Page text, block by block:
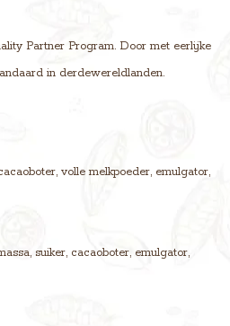
Partner Program. Door met eerlijke
in derdewereldlanden.
volle melkpoeder, emulgator,
suiker, cacaoboter, emulgator,